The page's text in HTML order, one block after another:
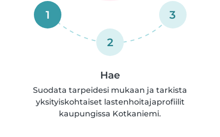
1
2
3
Hae
Suodata tarpeidesi mukaan ja tarkista
yksityiskohtaiset lastenhoitajaprofiilit
kaupungissa Kotkaniemi.